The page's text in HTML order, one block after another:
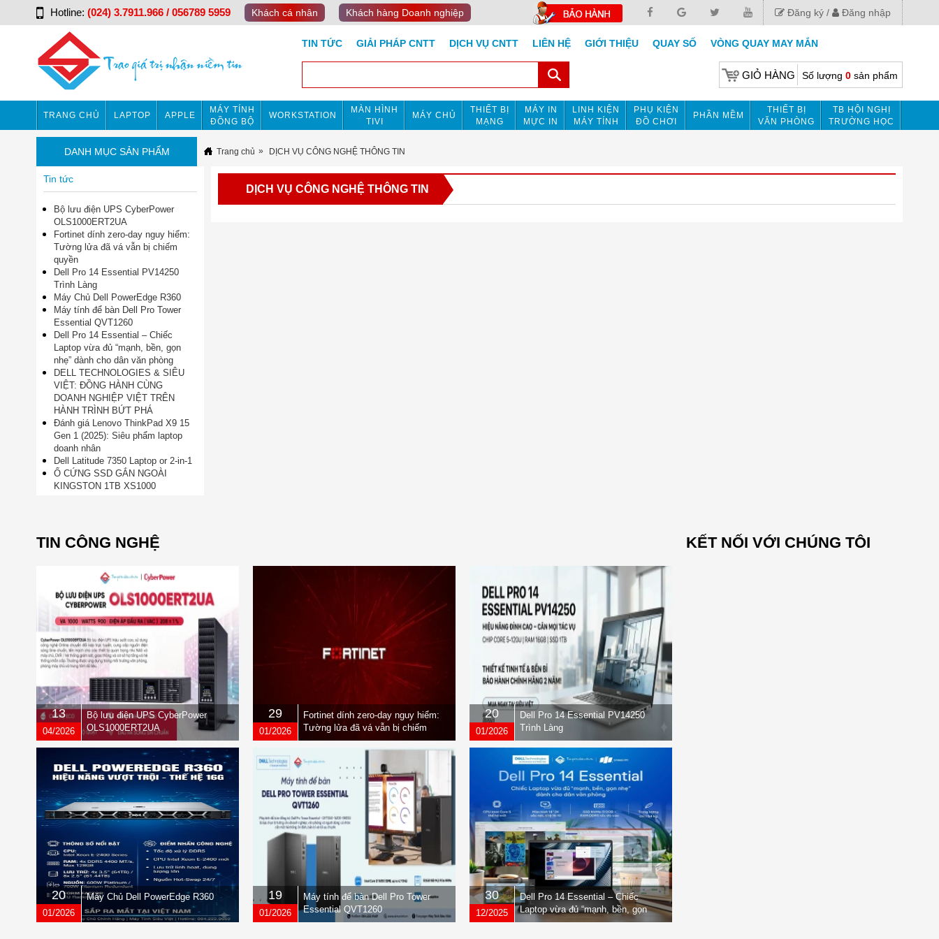
Hotline: (024) 3.7911.966 / 056789 5959 Khách cá nhân Khách hàng Doanh nghiệp Đăng ký Đăng nhập
TIN TỨC GIẢI PHÁP CNTT DỊCH VỤ CNTT LIÊN HỆ GIỚI THIỆU QUAY SỐ VÒNG QUAY MAY MẮN
GIỎ HÀNG Số lượng 0sản phẩm
TRANG CHỦ LAPTOP APPLE
MÁY TÍNH
ĐỒNG BỘ
WORKSTATION
MÀN HÌNH
TIVI
MÁY CHỦ
THIẾT BỊ
MẠNG
MÁY IN
MỰC IN
LINH KIỆN
MÁY TÍNH
PHỤ KIỆN
ĐỒ CHƠI
PHẦN MỀM
THIẾT BỊ
VĂN PHÒNG
TB HỘI NGHỊ
TRƯỜNG HỌC
DANH MỤC SẢN PHẨM Trang chủ DỊCH VỤ CÔNG NGHỆ THÔNG TIN
DỊCH VỤ CÔNG NGHỆ THÔNG TIN
Tin tức
Bộ lưu điện UPS CyberPower
OLS1000ERT2UA
Fortinet dính zero-day nguy hiểm:
Tường lửa đã vá vẫn bị chiếm
quyền
Dell Pro 14 Essential PV14250
Trình Làng
Máy Chủ Dell PowerEdge R360
Máy tính để bàn Dell Pro Tower
Essential QVT1260
Dell Pro 14 Essential – Chiếc
Laptop vừa đủ “mạnh, bền, gọn
nhẹ” dành cho dân văn phòng
DELL TECHNOLOGIES & SIÊU
VIỆT: ĐỒNG HÀNH CÙNG
DOANH NGHIỆP VIỆT TRÊN
HÀNH TRÌNH BỨT PHÁ
Đánh giá Lenovo ThinkPad X9 15
Gen 1 (2025): Siêu phẩm laptop
doanh nhân
Dell Latitude 7350 Laptop or 2-in-1
Ổ CỨNG SSD GẮN NGOÀI
KINGSTON 1TB XS1000
TIN CÔNG NGHỆ
13
04/2026
Bộ lưu điện UPS CyberPower
OLS1000ERT2UA
29
01/2026
Fortinet dính zero-day nguy hiểm:
Tường lửa đã vá vẫn bị chiếm
quyền
20
01/2026
Dell Pro 14 Essential PV14250
Trình Làng
20
01/2026
Máy Chủ Dell PowerEdge R360 19
01/2026
Máy tính để bàn Dell Pro Tower
Essential QVT1260
30
12/2025
Dell Pro 14 Essential – Chiếc
Laptop vừa đủ “mạnh, bền, gọn
nhẹ” dành cho dân văn phòng
KẾT NỐI VỚI CHÚNG TÔI